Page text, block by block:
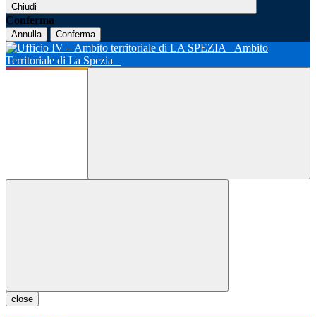
Chiudi
Conferma
Annulla Conferma
Ambito
Territoriale di La Spezia
close